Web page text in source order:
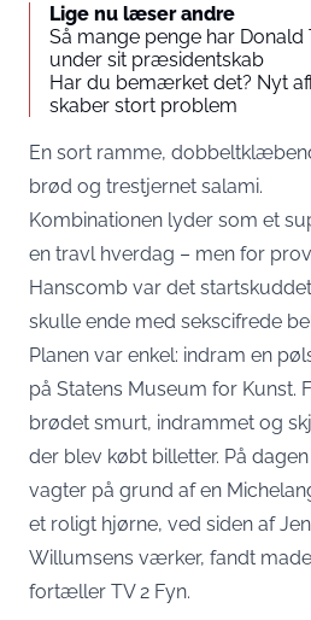
Lige nu læser andre
Så mange penge har
under sit præsidentskab
Har du bemærket det? Nyt
skaber stort problem
En sort ramme,
brød og trestjernet salami.
Kombinationen lyder som et
en travl hverdag – men for
Hanscomb var det
skulle ende med sekscifrede
Planen var enkel: indram en
på Statens Museum for Kunst.
brødet smurt, indrammet og
der blev købt billetter. På
vagter på grund af en
et roligt hjørne, ved siden af
Willumsens værker, fandt
fortæller TV 2 Fyn.